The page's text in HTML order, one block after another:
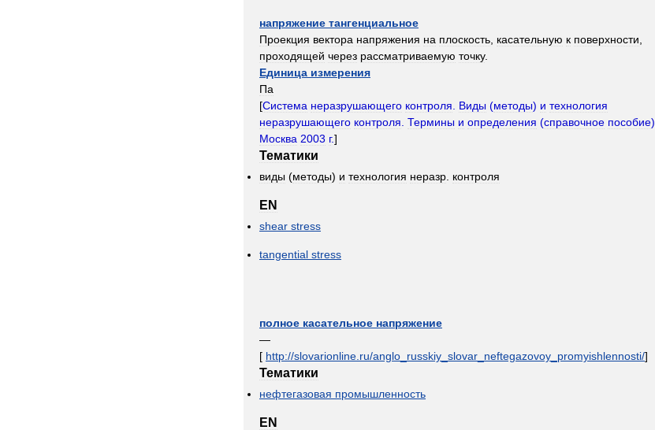
напряжение тангенциальное
Проекция вектора напряжения на плоскость касательную к поверхности
проходящей через рассматриваемую точку.
Единица измерения
Па
[Система неразрушающего контроля Виды (методы) и технология
неразрушающего контроля Термины и определения (справочное пособие).
Москва 2003 г.]
Тематики
виды (методы) и технология неразр контроля
EN
shear stress
tangential stress
полное касательное напряжение
—
[ http://slovarionline ru/anglo russkiy slovar neftegazovoy promyishlennosti/]
Тематики
нефтегазовая промышленность
EN